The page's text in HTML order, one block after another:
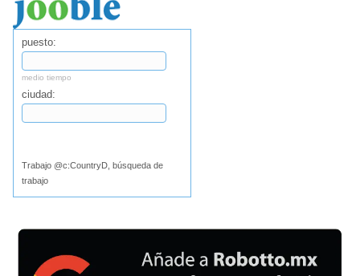
puesto:
medio tiempo
ciudad:
Trabajo @c:CountryD, búsqueda de
trabajo